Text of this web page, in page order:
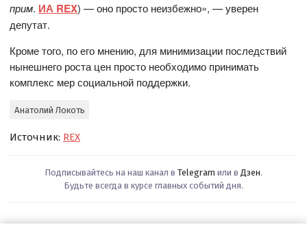
прим. ИА REX) — оно просто неизбежно», — уверен
депутат.
Кроме того, по его мнению, для минимизации последствий
нынешнего роста цен просто необходимо принимать
комплекс мер социальной поддержки.
Анатолий Локоть
Источник: REX
Подписывайтесь на наш канал в Telegram или в Дзен.
Будьте всегда в курсе главных событий дня.